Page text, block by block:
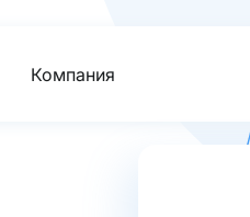
Компания